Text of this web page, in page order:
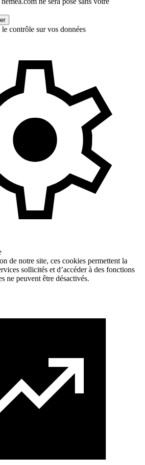
contrôle sur vos données
de notre site, ces cookies permettent la
sollicités et d’accéder à des fonctions
ne peuvent être désactivés.